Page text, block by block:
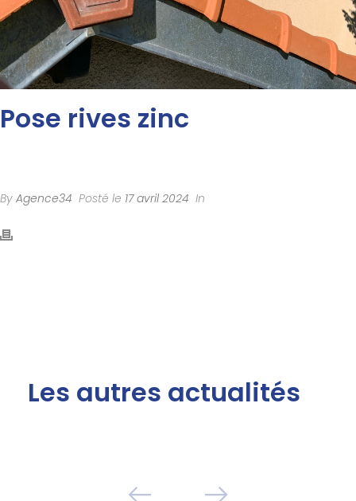
Pose rives zinc
By Agence34 Posté le 17 avril 2024 In
Les autres actualités